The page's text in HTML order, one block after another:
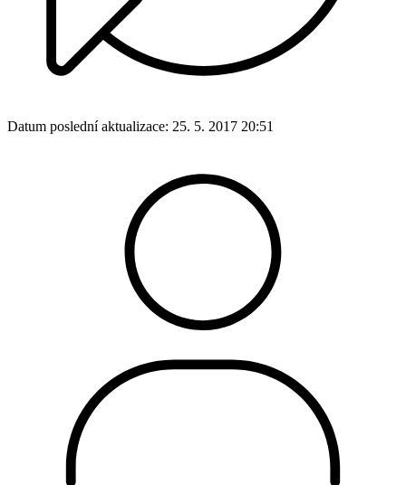
Datum poslední aktualizace: 25. 5. 2017 20:51